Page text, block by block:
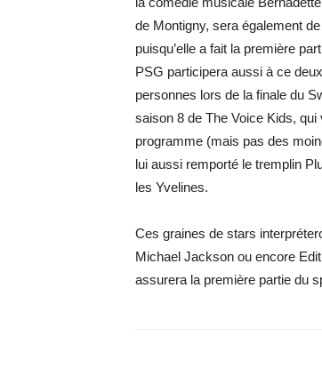
de Montigny, sera également
puisqu’elle a fait la première
PSG participera aussi à ce
personnes lors de la finale du
saison 8 de The Voice Kids,
programme (mais pas des
lui aussi remporté le tremplin
les Yvelines.
Ces graines de stars
Michael Jackson ou encore
assurera la première partie du